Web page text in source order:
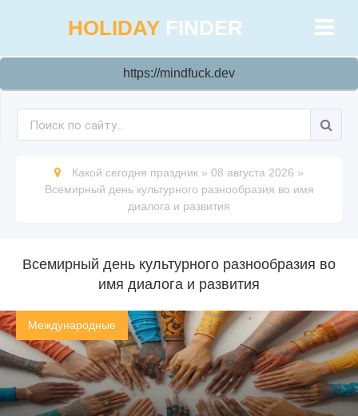
HOLIDAY FINDER
https://mindfuck.dev
Какой сегодня праздник » 08 августа 2026 »
Всемирный день культурного разнообразия во имя
диалога и развития
Всемирный день культурного разнообразия во
имя диалога и развития
Международные